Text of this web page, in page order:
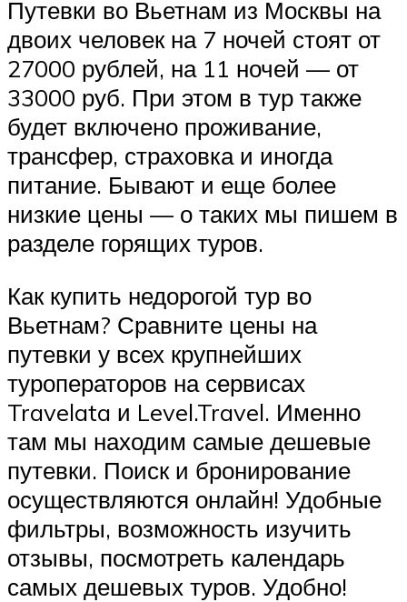
Путевки во Вьетнам из Москвы на
двоих человек на 7 ночей стоят от
27000 рублей, на 11 ночей — от
33000 руб. При этом в тур также
будет включено проживание,
трансфер, страховка и иногда
питание. Бывают и еще более
низкие цены — о таких мы пишем в
разделе горящих туров.
Как купить недорогой тур во
Вьетнам? Сравните цены на
путевки у всех крупнейших
туроператоров на сервисах
Travelata и Level.Travel. Именно
там мы находим самые дешевые
путевки. Поиск и бронирование
осуществляются онлайн! Удобные
фильтры, возможность изучить
отзывы, посмотреть календарь
самых дешевых туров. Удобно!